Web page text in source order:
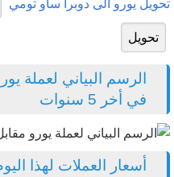
تحويل يورو الى دوبرا ساو تومي
الرسم البياني لعملة
في أخر 5 سنوات
أسعار العملات لهذا